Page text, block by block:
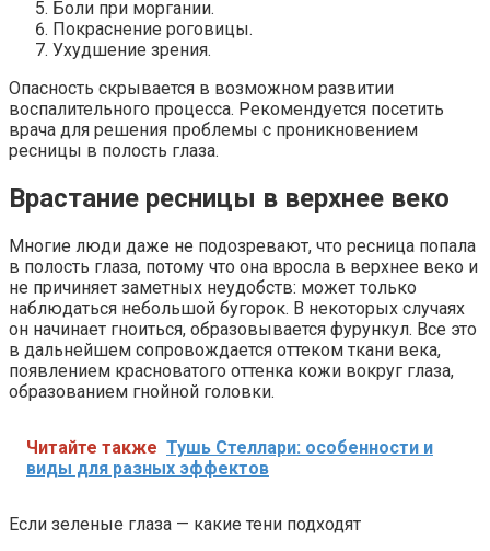
Боли при моргании.
Покраснение роговицы.
Ухудшение зрения.
Опасность скрывается в возможном развитии
воспалительного процесса. Рекомендуется посетить
врача для решения проблемы с проникновением
ресницы в полость глаза.
Врастание ресницы в верхнее веко
Многие люди даже не подозревают, что ресница попала
в полость глаза, потому что она вросла в верхнее веко и
не причиняет заметных неудобств: может только
наблюдаться небольшой бугорок. В некоторых случаях
он начинает гноиться, образовывается фурункул. Все это
в дальнейшем сопровождается оттеком ткани века,
появлением красноватого оттенка кожи вокруг глаза,
образованием гнойной головки.
Читайте также Тушь Стеллари: особенности и
виды для разных эффектов
Если зеленые глаза — какие тени подходят